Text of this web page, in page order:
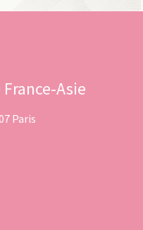
Asie
Paris